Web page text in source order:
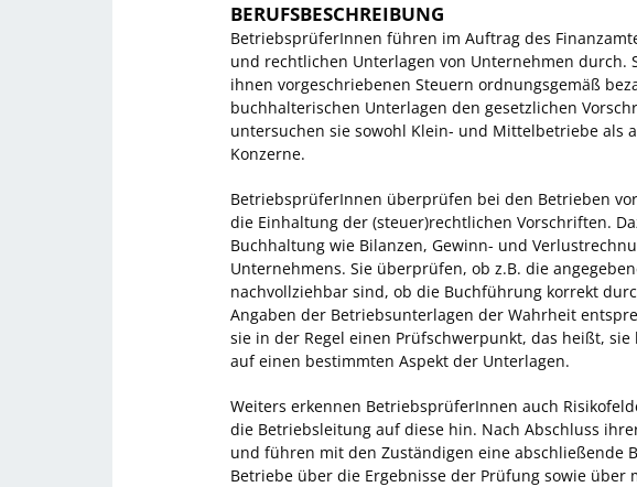
BERUFSBESCHREIBUNG
BetriebsprüferInnen führen im Auftrag des
und rechtlichen Unterlagen von Unternehmen durch.
ihnen vorgeschriebenen Steuern ordnungsgemäß
buchhalterischen Unterlagen den gesetzlichen
untersuchen sie sowohl Klein- und Mittelbetriebe als
Konzerne.
BetriebsprüferInnen überprüfen bei den Betrieben
die Einhaltung der (steuer)rechtlichen Vorschriften.
Buchhaltung wie Bilanzen, Gewinn- und
Unternehmens. Sie überprüfen, ob z.B. die
nachvollziehbar sind, ob die Buchführung korrekt
Angaben der Betriebsunterlagen der Wahrheit
sie in der Regel einen Prüfschwerpunkt, das heißt,
auf einen bestimmten Aspekt der Unterlagen.
Weiters erkennen BetriebsprüferInnen auch
die Betriebsleitung auf diese hin. Nach Abschluss
und führen mit den Zuständigen eine abschließende
Betriebe über die Ergebnisse der Prüfung sowie über